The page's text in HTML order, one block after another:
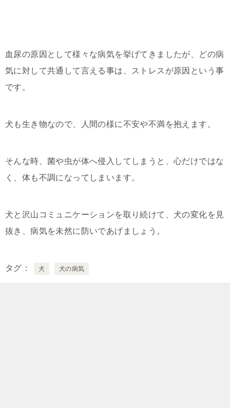
血尿の原因として様々な病気を挙げてきましたが、どの病
気に対して共通して言える事は、ストレスが原因という事
です。
犬も生き物なので、人間の様に不安や不満を抱えます。
そんな時、菌や虫が体へ侵入してしまうと、心だけではな
く、体も不調になってしまいます。
犬と沢山コミュニケーションを取り続けて、犬の変化を見
抜き、病気を未然に防いであげましょう。
タグ 犬 犬の病気